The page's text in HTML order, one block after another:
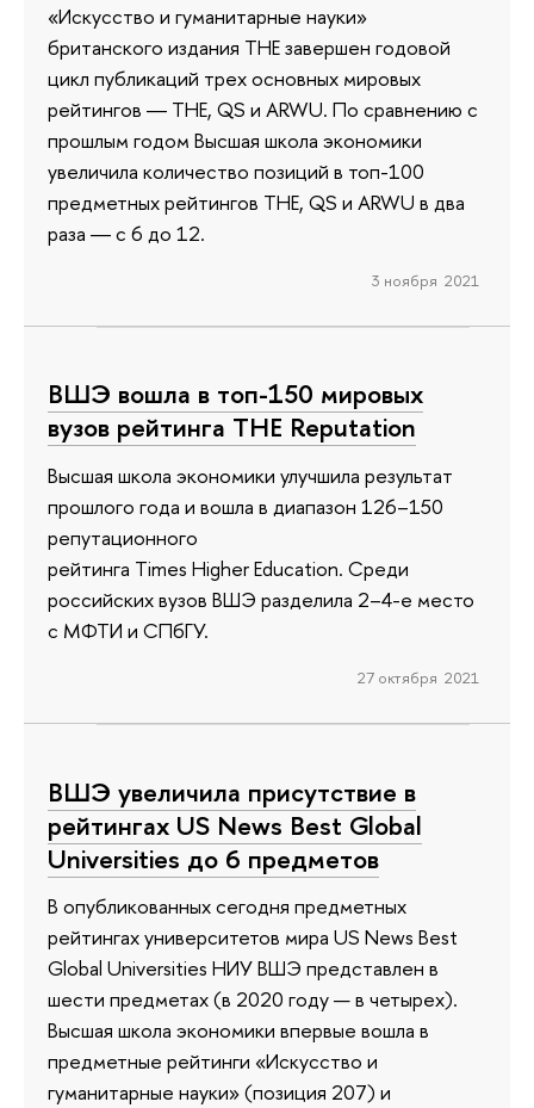
«Искусство и гуманитарные науки»
британского издания THE завершен годовой
цикл публикаций трех основных мировых
рейтингов ― THE, QS и ARWU. По сравнению с
прошлым годом Высшая школа экономики
увеличила количество позиций в топ-100
предметных рейтингов ТНЕ, QS и ARWU в два
раза ― с 6 до 12.
3 ноября 2021
ВШЭ вошла в топ-150 мировых
вузов рейтинга THE Reputation
Высшая школа экономики улучшила результат
прошлого года и вошла в диапазон 126–150
репутационного
рейтинга Times Higher Education. Среди
российских вузов ВШЭ разделила 2–4-е место
с МФТИ и СПбГУ.
27 октября 2021
ВШЭ увеличила присутствие в
рейтингах US News Best Global
Universities до 6 предметов
В опубликованных сегодня предметных
рейтингах университетов мира US News Best
Global Universities НИУ ВШЭ представлен в
шести предметах (в 2020 году — в четырех).
Высшая школа экономики впервые вошла в
предметные рейтинги «Искусство и
гуманитарные науки» (позиция 207) и